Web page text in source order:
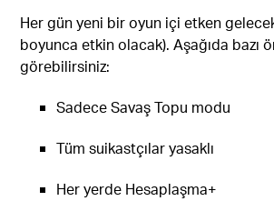
Her gün yeni bir oyun içi etken
boyunca etkin olacak). Aşağıda bazı
görebilirsiniz:
Sadece Savaş Topu modu
Tüm suikastçılar yasaklı
Her yerde Hesaplaşma+